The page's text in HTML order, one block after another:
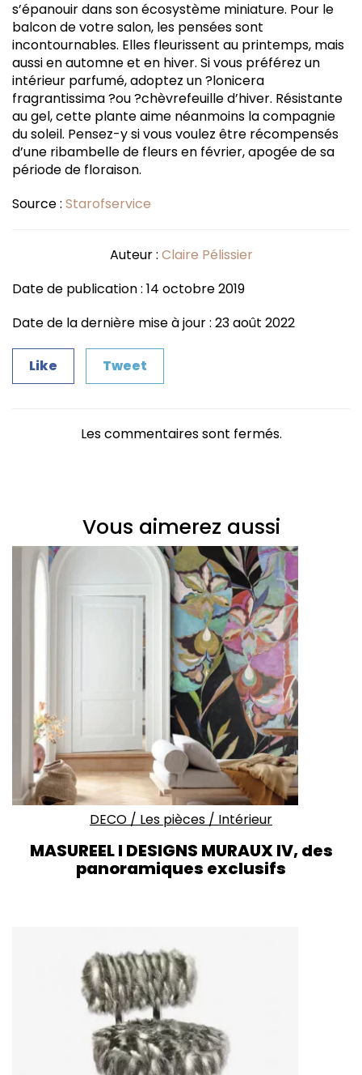
s’épanouir dans son écosystème miniature. Pour le
balcon de votre salon, les pensées sont
incontournables. Elles fleurissent au printemps, mais
aussi en automne et en hiver. Si vous préférez un
intérieur parfumé, adoptez un ?lonicera
fragrantissima ?ou ?chèvrefeuille d’hiver. Résistante
au gel, cette plante aime néanmoins la compagnie
du soleil. Pensez-y si vous voulez être récompensés
d’une ribambelle de fleurs en février, apogée de sa
période de floraison.
Source : Starofservice
Auteur : Claire Pélissier
Date de publication : 14 octobre 2019
Date de la dernière mise à jour : 23 août 2022
Like Tweet
Les commentaires sont fermés.
Vous aimerez aussi
DECO / Les pièces / Intérieur
MASUREEL I DESIGNS MURAUX IV, des
panoramiques exclusifs